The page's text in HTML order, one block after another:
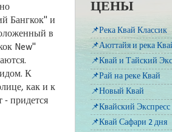
Бангкок" и
в
New"
К
как и к
- придется
ЦЕНЫ
📌Река Квай Классик
📌Аюттайя и река
📌Квай и Тайский
📌Рай на реке Квай
📌Новый Квай
📌Квайский Экспресс
📌Квай Сафари 2 дня